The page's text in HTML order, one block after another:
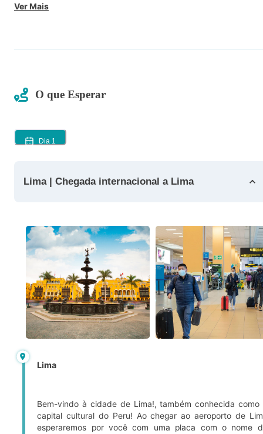
Ver Mais
O que Esperar
Dia 1
Lima | Chegada internacional a Lima
Lima
Bem-vindo à cidade de Lima!, também conhecida como
capital cultural do Peru! Ao chegar ao aeroporto de
esperaremos por você com uma placa com o nome